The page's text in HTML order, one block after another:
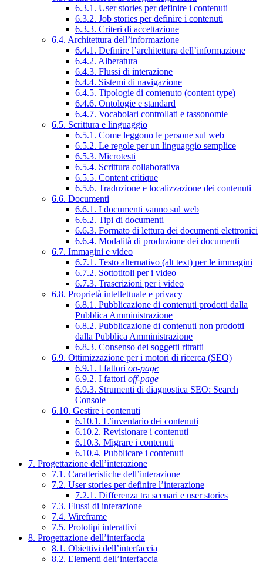
6.3.1. User stories per definire i contenuti
6.3.2. Job stories per definire i contenuti
6.3.3. Criteri di accettazione
6.4. Architettura dell’informazione
6.4.1. Definire l’architettura dell’informazione
6.4.2. Alberatura
6.4.3. Flussi di interazione
6.4.4. Sistemi di navigazione
6.4.5. Tipologie di contenuto (content type)
6.4.6. Ontologie e standard
6.4.7. Vocabolari controllati e tassonomie
6.5. Scrittura e linguaggio
6.5.1. Come leggono le persone sul web
6.5.2. Le regole per un linguaggio semplice
6.5.3. Microtesti
6.5.4. Scrittura collaborativa
6.5.5. Content critique
6.5.6. Traduzione e localizzazione dei contenuti
6.6. Documenti
6.6.1. I documenti vanno sul web
6.6.2. Tipi di documenti
6.6.3. Formato di lettura dei documenti elettronici
6.6.4. Modalità di produzione dei documenti
6.7. Immagini e video
6.7.1. Testo alternativo (alt text) per le immagini
6.7.2. Sottotitoli per i video
6.7.3. Trascrizioni per i video
6.8. Proprietà intellettuale e privacy
6.8.1. Pubblicazione di contenuti prodotti dalla
Pubblica Amministrazione
6.8.2. Pubblicazione di contenuti non prodotti
dalla Pubblica Amministrazione
6.8.3. Consenso dei soggetti ritratti
6.9. Ottimizzazione per i motori di ricerca (SEO)
6.9.1. I fattori on-page
6.9.2. I fattori off-page
6.9.3. Strumenti di diagnostica SEO: Search
Console
6.10. Gestire i contenuti
6.10.1. L’inventario dei contenuti
6.10.2. Revisionare i contenuti
6.10.3. Migrare i contenuti
6.10.4. Pubblicare i contenuti
7. Progettazione dell’interazione
7.1. Caratteristiche dell’interazione
7.2. User stories per definire l’interazione
7.2.1. Differenza tra scenari e user stories
7.3. Flussi di interazione
7.4. Wireframe
7.5. Prototipi interattivi
8. Progettazione dell’interfaccia
8.1. Obiettivi dell’interfaccia
8.2. Elementi dell’interfaccia